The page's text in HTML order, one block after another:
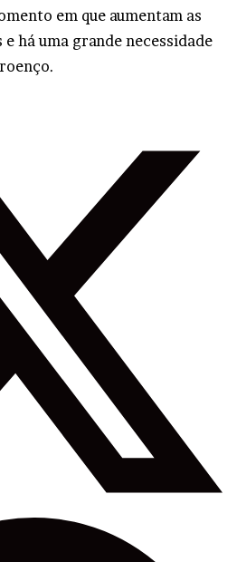
em que aumentam as
há uma grande necessidade